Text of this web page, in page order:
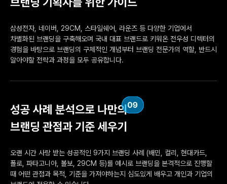
삼성전자, 네이버, 29CM, 스타일쉐어, 라운즈 등 다양한 기업에서
차별화된 브랜딩을 구축해오며 국내 대표 브랜드로 키워온 전우성 디렉터의
경험을 바탕으로 브랜딩의 구체적인 개념부터 브랜딩 전문가의 역할, 반드시
알아야할 전략과 과정을 모두 공유합니다.
오랜 시간 사랑 받는 성공적인 9가지 브랜딩 사례 (배민, 컬리, 현대카드,
폴로, 파타고니아, 볼보, 29CM 등)를 예시로 브랜딩을 본격적으로 진행할
때 어떤 관점과 목적, 기준을 가져야하는지 심도있게 배우고 개인과 기업의